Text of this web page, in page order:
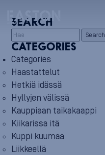
SEARCH
Search
CATEGORIES
Categories
Haastattelut
Hetkiä idässä
Hyllyjen välissä
Kauppiaan taikakaappi
Kiikarissa itä
Kuppi kuumaa
Liikkeellä